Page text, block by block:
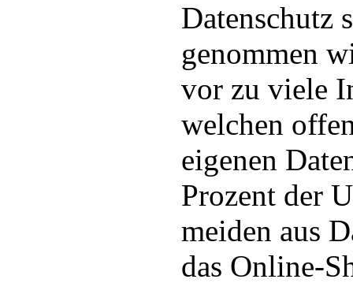
Datenschutz
genommen
vor zu viele
welchen
eigenen
Prozent der
meiden aus
das Online-